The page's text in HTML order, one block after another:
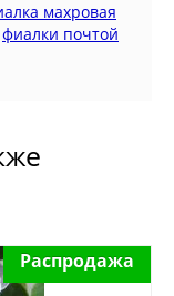
махровая
фиалки почтой
Распродажа